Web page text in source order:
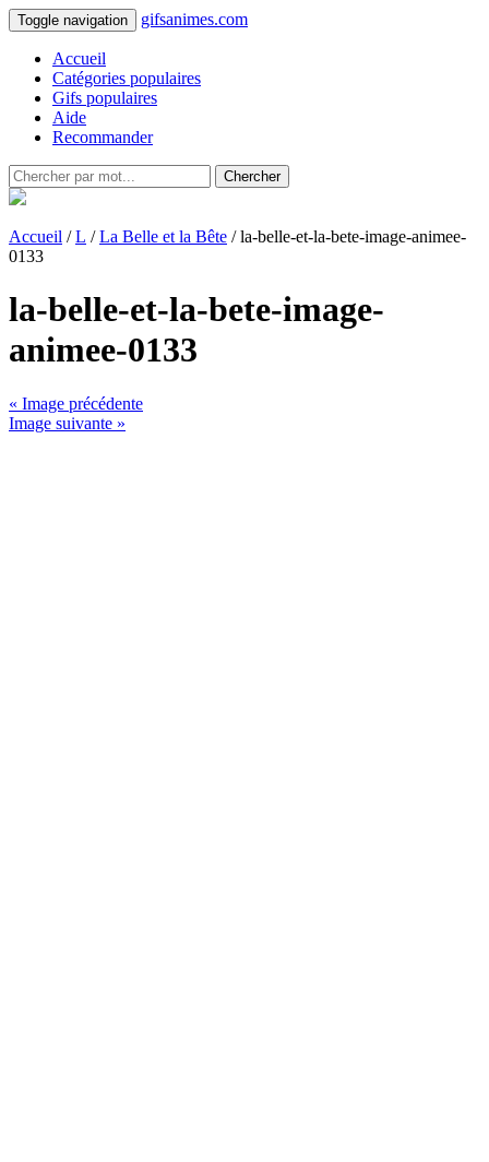
Toggle navigation gifsanimes.com
Accueil
Catégories populaires
Gifs populaires
Aide
Recommander
Chercher
Accueil /L /La Belle et la Bête / la-belle-et-la-bete-image-animee-
0133
la-belle-et-la-bete-image-
animee-0133
« Image précédente
Image suivante »